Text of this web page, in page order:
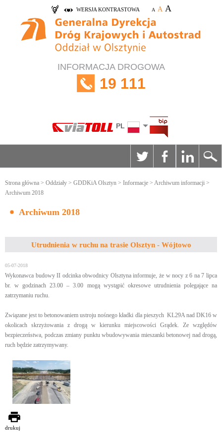
WERSJA KONTRASTOWA A A A
INFORMACJA DROGOWA
19 111
PL
Strona główna > Oddziały > GDDKiA Olsztyn > Informacje > Archiwum informacji >
Archiwum 2018
Archiwum 2018
Utrudnienia w ruchu na trasie Olsztyn - Wójtowo
05-07-2018
Wykonawca budowy II odcinka obwodnicy Olsztyna informuje, że w nocy z 6 na 7 lipca
br. w godzinach 23.00 – 3.00 mogą wystąpić okresowe utrudnienia polegające na
zatrzymaniu ruchu.
Związane jest to betonowaniem ustroju nośnego kładki dla pieszych KL29A nad DK16 w
okolicach skrzyżowania z drogą w kierunku miejscowości Grądek. Ze względów
bezpieczeństwa, podczas zmiany punktu wbudowywania mieszanki betonowej nad drogą,
ruch będzie zatrzymywany.
drukuj